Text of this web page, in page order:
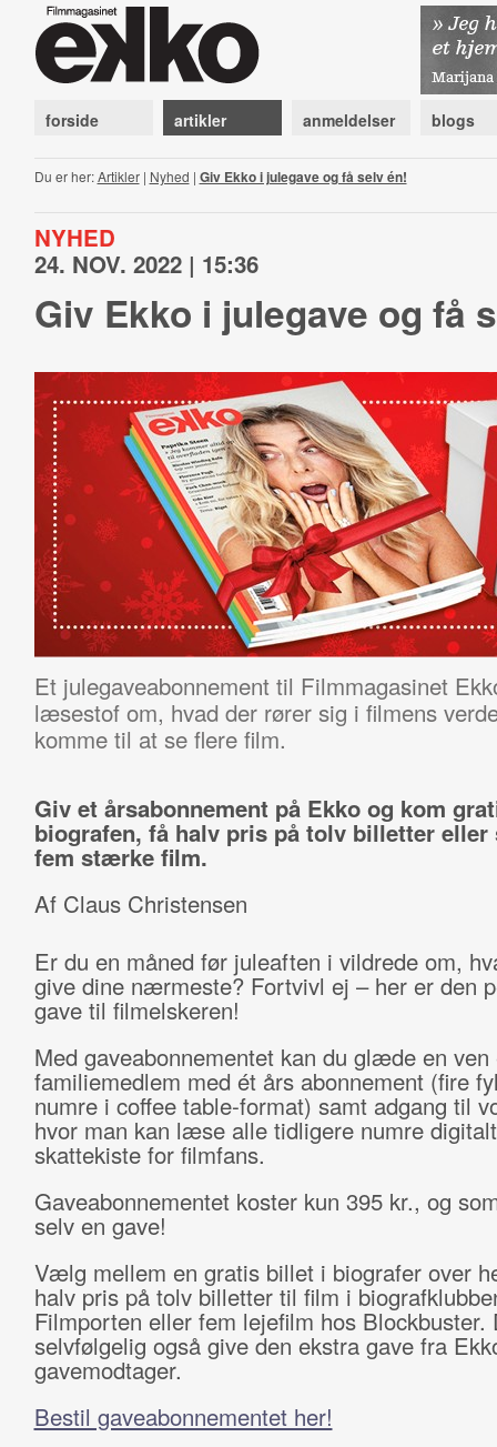
forside artikler anmeldelser blogs
Du er her:Artikler| Nyhed | Giv Ekko i julegave og få selv én!
NYHED
24. NOV. 2022 | 15:36
Giv Ekko i julegave og få
Et julegaveabonnement til Filmmagasinet
læsestof om, hvad der rører sig i filmens
komme til at se flere film.
Giv et årsabonnement på Ekko og kom
biografen, få halv pris på tolv billetter eller
fem stærke film.
Af Claus Christensen
Er du en måned før juleaften i vildrede om,
give dine nærmeste? Fortvivl ej – her er den
gave til filmelskeren!
Med gaveabonnementet kan du glæde en
familiemedlem med ét års abonnement (fire
numre i coffee table-format) samt adgang til
hvor man kan læse alle tidligere numre
skattekiste for filmfans.
Gaveabonnementet koster kun 395 kr., og
selv en gave!
Vælg mellem en gratis billet i biografer over
halv pris på tolv billetter til film i
Filmporten eller fem lejefilm hos Blockbuster.
selvfølgelig også give den ekstra gave fra
gavemodtager.
Bestil gaveabonnementet her!